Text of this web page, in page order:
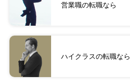
営業職の転職なら
ハイクラスの転職なら